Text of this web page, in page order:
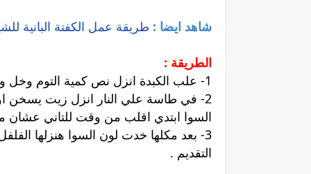
شاهد ايضا : طريقة عمل الكفتة البانية
الطريقة :
1- علب الكبدة انزل نص كمية التوم وخل والليمون وملح وفلفل وشطة واقلب المكونات دي كلها مع بعض واسبها نص ساعة تتبل .
2- في طاسة علي النار انزل زيت يسخن
السوا ابتدي اقلب من وقت للتاني عشان
3- بعد مكلها خدت لون السوا هنزلها
التقديم .